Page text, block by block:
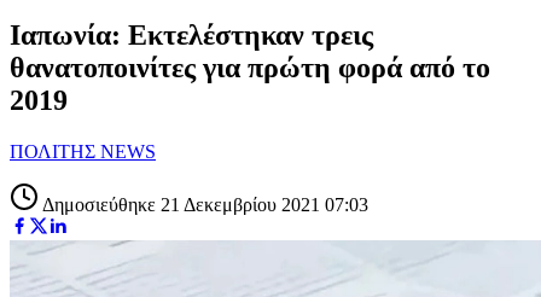
Ιαπωνία: Εκτελέστηκαν τρεις
θανατοποινίτες για πρώτη φορά από το
2019
ΠΟΛΙΤΗΣ NEWS
Δημοσιεύθηκε 21 Δεκεμβρίου 2021 07:03